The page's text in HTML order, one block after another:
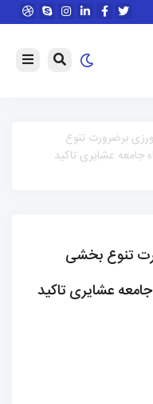
برضرورت تنوع
جامعه عشایری تاکید
تنوع بخشی
عشایری تاکید